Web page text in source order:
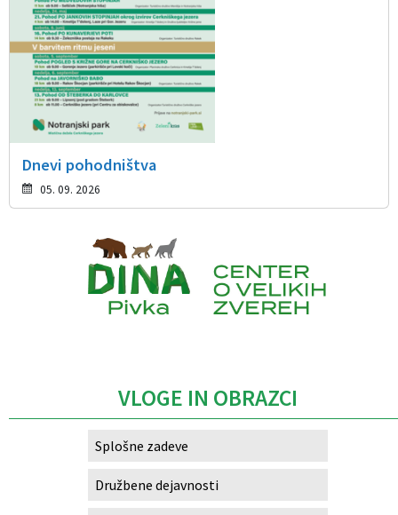
Dnevi pohodništva
05. 09. 2026
VLOGE IN OBRAZCI
Splošne zadeve
Družbene dejavnosti